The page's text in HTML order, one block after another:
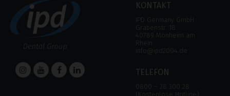
KONTAKT
IPD Germany GmbH
Grabenstr. 18
40789 Monheim am
Rhein
info@ipd2004.de
TELEFON
0800 – 28 300 28
(Kostenlose Hotline)